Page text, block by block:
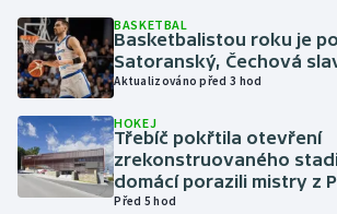
Lezení
Lyže a snowboard
Moderní pětiboj
Motorsport
BASKETBAL
Basketbalistou roku je
Satoranský, Čechová
Aktualizováno před 3 hod
HOKEJ
Třebíč pokřtila otevření
zrekonstruovaného
domácí porazili mistry z
Před 5 hod